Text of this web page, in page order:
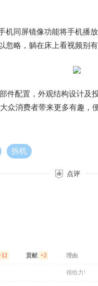
机同屏镜像功能将手机播
略，躺在床上看视频别有
件配置，外观结构设计及
众消费者带来更多有趣，
拆机
点评
贡献 +2 理由
很给力!